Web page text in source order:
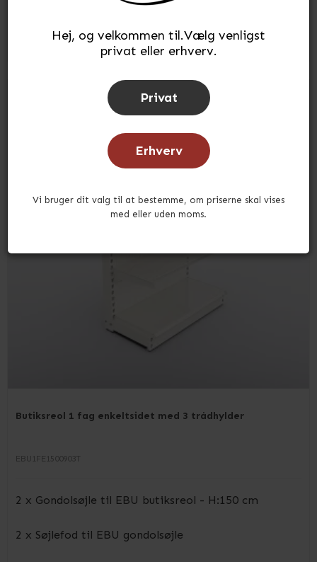
Hej, og velkommen til.Vælg venligst
privat eller erhverv.
Privat
Erhverv
Vi bruger dit valg til at bestemme, om priserne skal vises
med eller uden moms.
Butiksreol 1 fag enkeltsidet med 3 trådhylder
EBU1FE1500903T
2 x Gondolsøjle til EBU butiksreol - H:150 cm
2 x Søjlefod til EBU gondolsøjle